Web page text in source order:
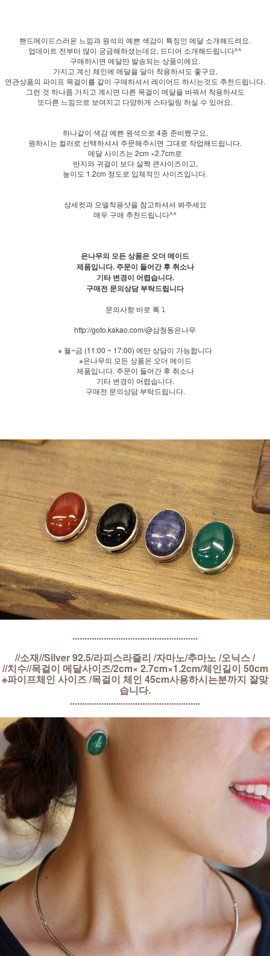
핸드메이드스러운 느낌과 원석의 예쁜 색감이 특징인 메달 소개해드려요.
업데이트 전부터 많이 궁금해하셨는데요, 드디어 소개해드립니다^^
구매하시면 메달만 발송되는 상품이에요.
가지고 계신 체인에 메달을 달아 착용하셔도 좋구요,
연관상품의 파이프 목걸이를 같이 구매하셔서 레이어드 하시는것도 추천드립니다.
그런 것 하나쯤 가지고 계시면 다른 목걸이 메달을 바꿔서 착용하셔도
또다른 느낌으로 보여지고 다양하게 스타일링 하실 수 있어요.
하나같이 색감 예쁜 원석으로 4종 준비했구요,
원하시는 컬러로 선택하셔셔 주문해주시면 그대로 작업해드립니다.
메달 사이즈는 2cm ×2.7cm로
반지와 귀걸이 보다 살짝 큰사이즈이고,
높이도 1.2cm 정도로 입체적인 사이즈입니다.
상세컷과 모델착용샷을 참고하셔셔 봐주세요
매우 구매 추천드립니다^^
은나무의 모든 상품은 오더 메이드
제품입니다. 주문이 들어간 후 취소나
기타 변경이 어렵습니다.
구매전 문의상담 부탁드립니다
문의사항 바로 톡 ⤵
http://goto.kakao.com/@삼청동은나무
※ 월~금 (11:00 ~ 17:00) 에만 상담이 가능합니다
※은나무의 모든 상품은 오더 메이드
제품입니다. 주문이 들어간 후 취소나
기타 변경이 어렵습니다.
구매전 문의상담 부탁드립니다.
....................................................
//소재//Silver 92.5/라피스라즐리 /자마노/추마노 /오닉스 /
//치수//목걸이 메달사이즈/2cm× 2.7cm×1.2cm/체인길이 50cm
※파이프체인 사이즈 /목걸이 체인 45cm사용하시는분까지 잘맞
습니다.
......................................................